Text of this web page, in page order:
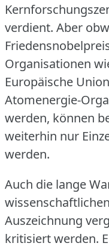
verdient. Aber
Organisationen
Europäische
Atomenergie-
werden, können
weiterhin nur
werden.
Auch die lange
Auszeichnung
kritisiert werden.